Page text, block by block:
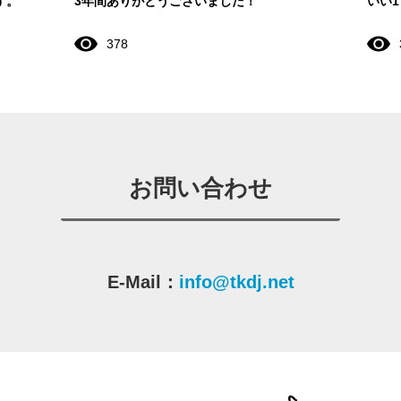
378
お問い合わせ
E-Mail： info@tkdj.net